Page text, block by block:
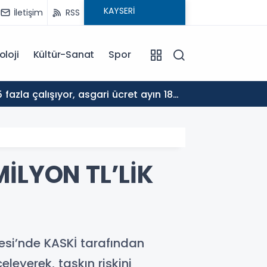
İletişim RSS
Kültür-Sanat Spor
TL’LİK
KASKİ tarafından
taşkın riskini